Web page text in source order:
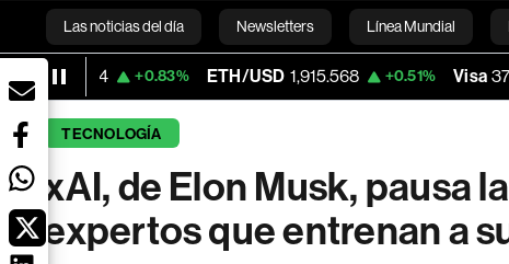
Las noticias del día Newsletters Línea Mundial
Bloomberg
ETH/USD 1,915.568 +0.51% Visa 370.47
TECNOLOGÍA
xAI, de Elon Musk, pausa
expertos que entrenan a